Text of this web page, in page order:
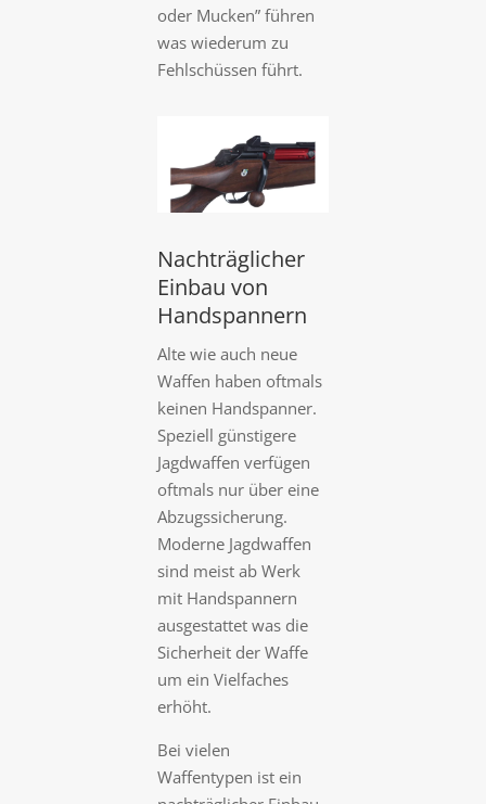
oder Mucken” führen
was wiederum zu
Fehlschüssen führt.
Nachträglicher
Einbau von
Handspannern
Alte wie auch neue
Waffen haben oftmals
keinen Handspanner.
Speziell günstigere
Jagdwaffen verfügen
oftmals nur über eine
Abzugssicherung.
Moderne Jagdwaffen
sind meist ab Werk
mit Handspannern
ausgestattet was die
Sicherheit der Waffe
um ein Vielfaches
erhöht.
Bei vielen
Waffentypen ist ein